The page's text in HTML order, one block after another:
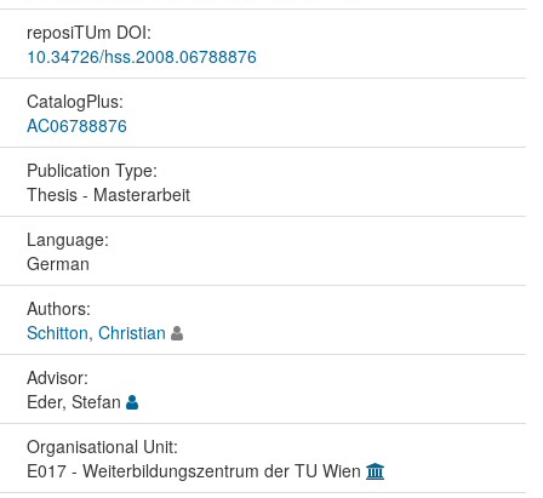
reposiTUm DOI:
10.34726/hss.2008.06788876
CatalogPlus:
AC06788876
Publication Type:
Thesis - Masterarbeit
Language:
German
Authors:
Schitton, Christian
Advisor:
Eder, Stefan
Organisational Unit:
E017 - Weiterbildungszentrum der TU Wien